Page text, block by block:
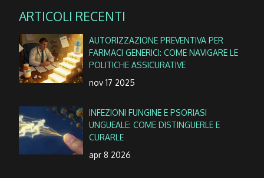
ARTICOLI RECENTI
AUTORIZZAZIONE PREVENTIVA PER
FARMACI GENERICI: COME NAVIGARE LE
POLITICHE ASSICURATIVE
nov 17 2025
INFEZIONI FUNGINE E PSORIASI
UNGUEALE: COME DISTINGUERLE E
CURARLE
apr 8 2026